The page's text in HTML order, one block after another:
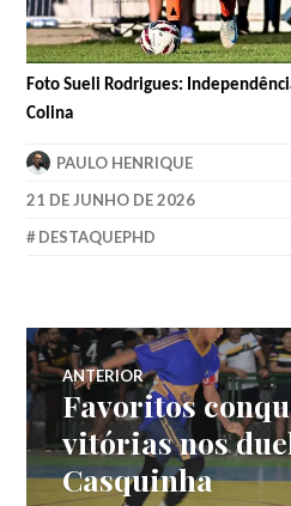
Foto Sueli Rodrigues:
Colina
PAULO HENRIQUE
21 DE JUNHO DE 2026
DESTAQUEPHD
ANTERIOR
Favoritos
vitórias nos
Casquinha